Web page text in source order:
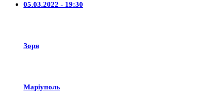
05.03.2022 - 19:30
Зоря
Маріуполь